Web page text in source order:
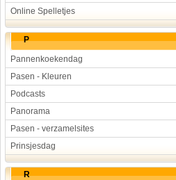
Online Spelletjes
P
Pannenkoekendag
Pasen - Kleuren
Podcasts
Panorama
Pasen - verzamelsites
Prinsjesdag
R